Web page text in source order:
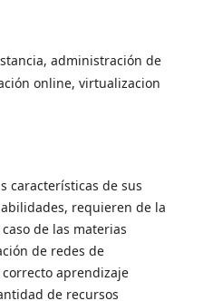
administración de
online, virtualizacion
características de sus
requieren de la
de las materias
de redes de
aprendizaje
de recursos